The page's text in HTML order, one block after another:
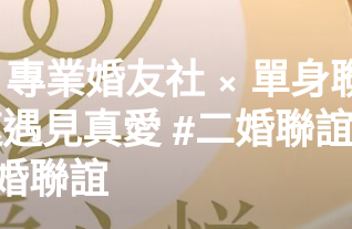
業婚友社 × 單身
見真愛 #二婚聯
聯誼